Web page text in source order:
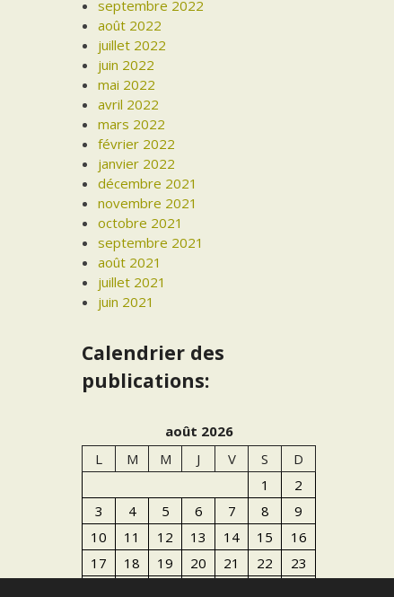
septembre 2022
août 2022
juillet 2022
juin 2022
mai 2022
avril 2022
mars 2022
février 2022
janvier 2022
décembre 2021
novembre 2021
octobre 2021
septembre 2021
août 2021
juillet 2021
juin 2021
Calendrier des
publications:
août 2026
L
M M J V S
D
1
2
3
4 5 6 7 8
9
10
11 12 13 14 15
16
17
18 19 20 21 22
23